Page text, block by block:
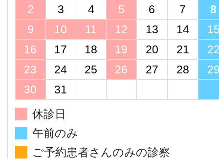
2
3 4 5 6 7
8
9
10 11 12 13 14
16
17 18 19 20 21
23
24 25 26 27 28
30
31
休診日
午前のみ
ご予約患者さんのみの診察